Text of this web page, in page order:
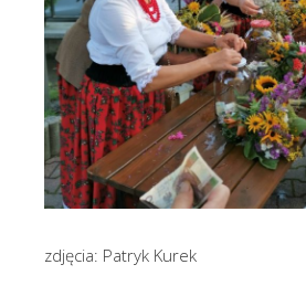
zdjęcia: Patryk Kurek